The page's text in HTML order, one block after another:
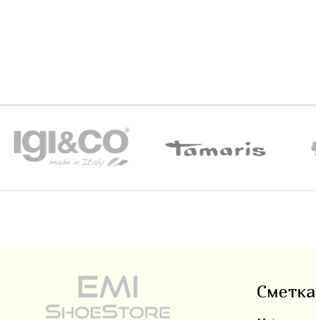
Сметка